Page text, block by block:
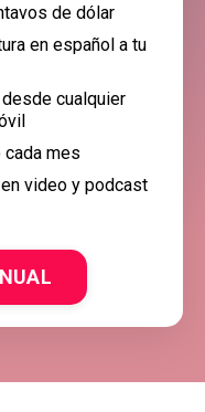
de dólar
en español a tu
cualquier
cada mes
video y podcast